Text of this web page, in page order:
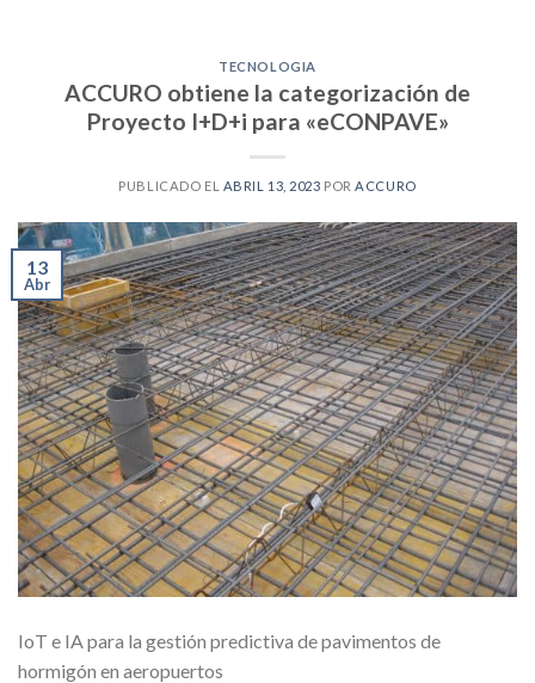
TECNOLOGIA
ACCURO obtiene la categorización de
Proyecto I+D+i para «eCONPAVE»
PUBLICADO EL ABRIL 13, 2023 PORACCURO
13
Abr
IoT e IA para la gestión predictiva de pavimentos de
hormigón en aeropuertos